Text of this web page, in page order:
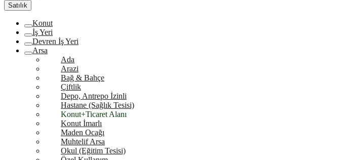
Satılık
Konut
İş Yeri
Devren İş Yeri
Arsa
Ada
Arazi
Bağ & Bahçe
Çiftlik
Depo, Antrepo İzinli
Hastane (Sağlık Tesisi)
Konut+Ticaret Alanı
Konut İmarlı
Maden Ocağı
Muhtelif Arsa
Okul (Eğitim Tesisi)